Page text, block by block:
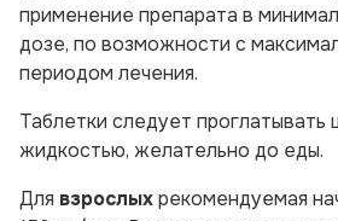
применение препарата в
дозе, по возможности с
периодом лечения.
Таблетки следует проглатывать
жидкостью, желательно до еды.
Для взрослыхрекомендуемая